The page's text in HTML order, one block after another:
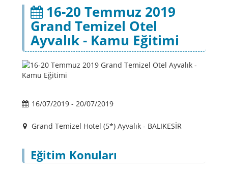
16-20 Temmuz 2019
Grand Temizel Otel
Ayvalık - Kamu Eğitimi
16/07/2019 - 20/07/2019
Grand Temizel Hotel (5*) Ayvalık - BALIKESİR
Eğitim Konuları